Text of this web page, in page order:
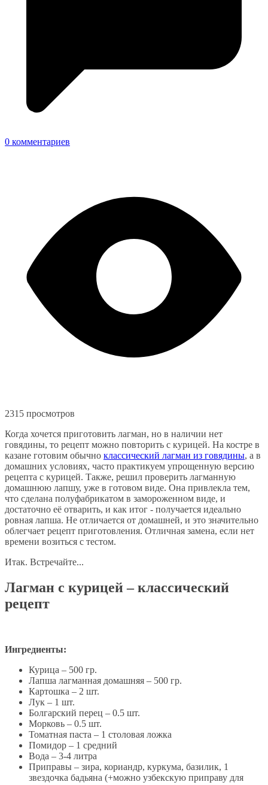
0 комментариев
2315 просмотров
Когда хочется приготовить лагман, но в наличии нет
говядины, то рецепт можно повторить с курицей. На костре в
казане готовим обычно классический лагман из говядины, а в
домашних условиях, часто практикуем упрощенную версию
рецепта с курицей. Также, решил проверить лагманную
домашнюю лапшу, уже в готовом виде. Она привлекла тем,
что сделана полуфабрикатом в замороженном виде, и
достаточно её отварить, и как итог - получается идеально
ровная лапша. Не отличается от домашней, и это значительно
облегчает рецепт приготовления. Отличная замена, если нет
времени возиться с тестом.
Итак. Встречайте...
Лагман с курицей – классический
рецепт
Ингредиенты:
Курица – 500 гр.
Лапша лагманная домашняя – 500 гр.
Картошка – 2 шт.
Лук – 1 шт.
Болгарский перец – 0.5 шт.
Морковь – 0.5 шт.
Томатная паста – 1 столовая ложка
Помидор – 1 средний
Вода – 3-4 литра
Приправы – зира, кориандр, куркума, базилик, 1
звездочка бадьяна (+можно узбекскую приправу для